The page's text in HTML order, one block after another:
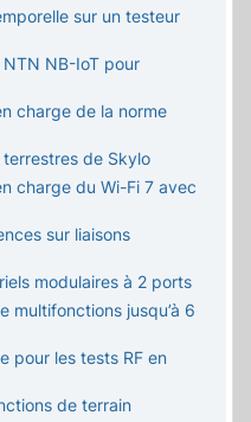
sur un testeur
NB-IoT pour
charge de la norme
de Skylo
charge du Wi-Fi 7 avec
sur liaisons
modulaires à 2 ports
multifonctions jusqu’à 6
pour les tests RF en
de terrain